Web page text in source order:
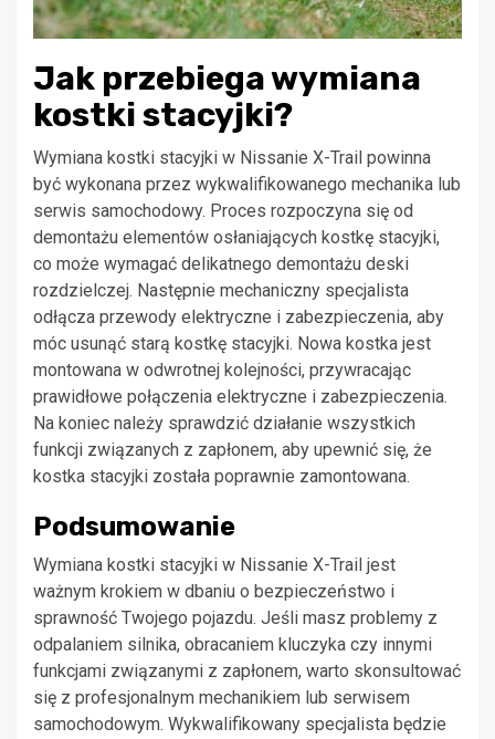
Jak przebiega wymiana
kostki stacyjki?
Wymiana kostki stacyjki w Nissanie X-Trail powinna
być wykonana przez wykwalifikowanego mechanika lub
serwis samochodowy. Proces rozpoczyna się od
demontażu elementów osłaniających kostkę stacyjki,
co może wymagać delikatnego demontażu deski
rozdzielczej. Następnie mechaniczny specjalista
odłącza przewody elektryczne i zabezpieczenia, aby
móc usunąć starą kostkę stacyjki. Nowa kostka jest
montowana w odwrotnej kolejności, przywracając
prawidłowe połączenia elektryczne i zabezpieczenia.
Na koniec należy sprawdzić działanie wszystkich
funkcji związanych z zapłonem, aby upewnić się, że
kostka stacyjki została poprawnie zamontowana.
Podsumowanie
Wymiana kostki stacyjki w Nissanie X-Trail jest
ważnym krokiem w dbaniu o bezpieczeństwo i
sprawność Twojego pojazdu. Jeśli masz problemy z
odpalaniem silnika, obracaniem kluczyka czy innymi
funkcjami związanymi z zapłonem, warto skonsultować
się z profesjonalnym mechanikiem lub serwisem
samochodowym. Wykwalifikowany specjalista będzie